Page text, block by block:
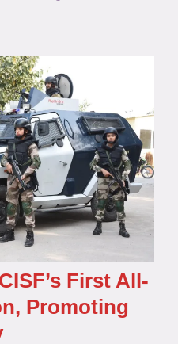
First All-
Promoting